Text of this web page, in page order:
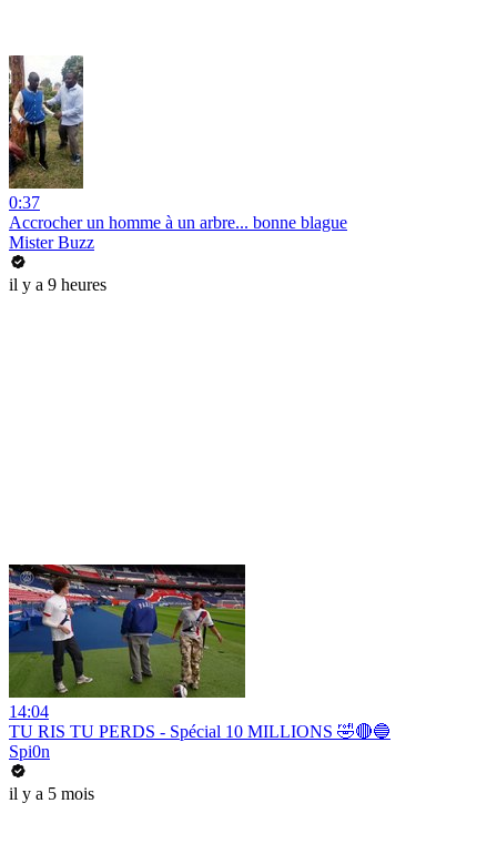
0:37
Accrocher un homme à un arbre... bonne blague
Mister Buzz
il y a 9 heures
14:04
TU RIS TU PERDS - Spécial 10 MILLIONS 🤣🔴🔵
Spi0n
il y a 5 mois